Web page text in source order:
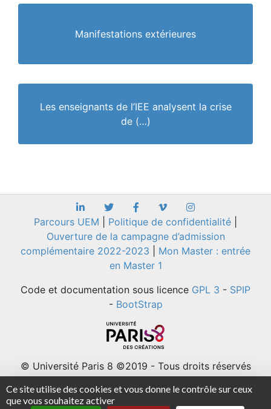
Ce site utilise des cookies et vous donne le contrôle sur ceux
que vous souhaitez activer
Manifestations extérieures
Les enseignants de l’IEE analysent la crise
de (…)
Parcours UEM Politique de confidentialité
Ouverture de la campagne d’admission
complémentaire 2022-2023
Mon Master : entrée
en Master 1
Code et documentation sous licence GPL 3 - SPIP
- BootStrap
© Université Paris 8 ©2019 - Tous droits réservés
Université Paris 8 - 2 rue de la Liberté - 93526
Saint-Denis cedex / Tel : +33(0)1 49 40 67 89 Fax